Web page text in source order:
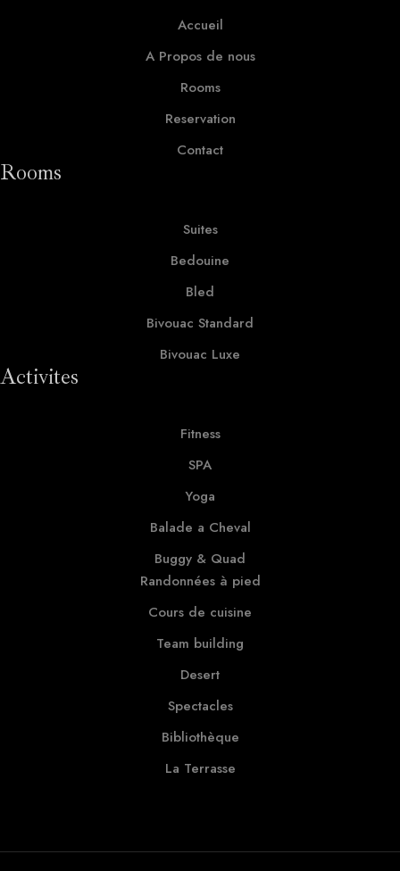
Accueil
A Propos de nous
Rooms
Reservation
Contact
Rooms
Suites
Bedouine
Bled
Bivouac Standard
Bivouac Luxe
Activites
Fitness
SPA
Yoga
Balade a Cheval
Buggy & Quad
Randonnées à pied
Cours de cuisine
Team building
Desert
Spectacles
Bibliothèque
La Terrasse